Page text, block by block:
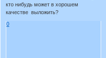
кто нибудь может в хорошем
качестве выложить?
0